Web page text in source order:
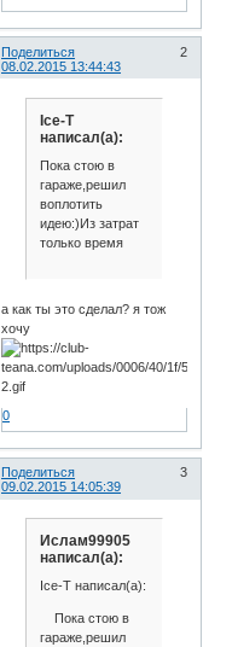
Поделиться
2
08.02.2015 13:44:43
Ice-T
написал(а):
Пока стою в
гараже,решил
воплотить
идею:)Из затрат
только время
а как ты это сделал? я тож
хочу
0
Поделиться
3
09.02.2015 14:05:39
Ислам99905
написал(а):
Ice-T написал(а):
Пока стою в
гараже,решил